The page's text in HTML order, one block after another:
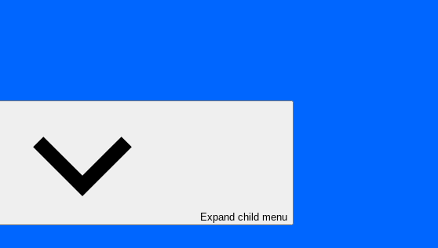
Expand child menu